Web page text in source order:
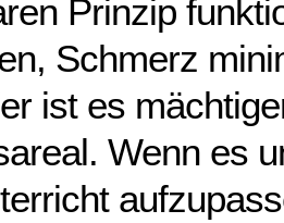
Prinzip
Schmerz
ist es
Wenn es